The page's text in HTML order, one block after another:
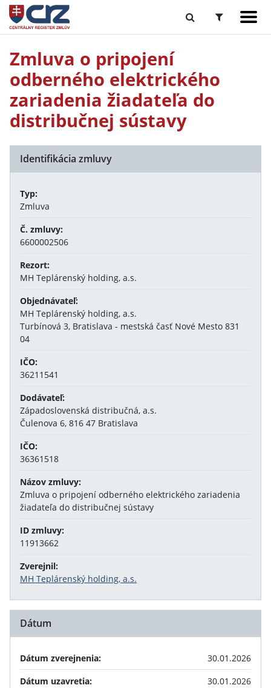
Zmluva o pripojení
odberného elektrického
zariadenia žiadateľa do
distribučnej sústavy
Identifikácia zmluvy
Typ:
Zmluva
Č. zmluvy:
6600002506
Rezort:
MH Teplárenský holding, a.s.
Objednávateľ:
MH Teplárenský holding, a.s.
Turbínová 3, Bratislava - mestská časť Nové Mesto 831
04
IČO:
36211541
Dodávateľ:
Západoslovenská distribučná, a.s.
Čulenova 6, 816 47 Bratislava
IČO:
36361518
Názov zmluvy:
Zmluva o pripojení odberného elektrického zariadenia
žiadateľa do distribučnej sústavy
ID zmluvy:
11913662
Zverejnil:
MH Teplárenský holding, a.s.
Dátum
Dátum zverejnenia:
30.01.2026
Dátum uzavretia:
30.01.2026